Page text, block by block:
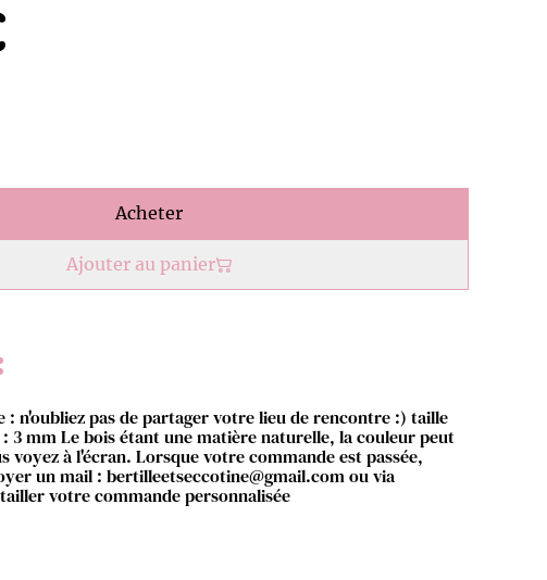
Acheter
Ajouter au panier
n'oubliez pas de partager votre lieu de rencontre :) taille
: 3 mm Le bois étant une matière naturelle, la couleur peut
voyez à l'écran. Lorsque votre commande est passée,
un mail : bertilleetseccotine@gmail.com ou via
votre commande personnalisée